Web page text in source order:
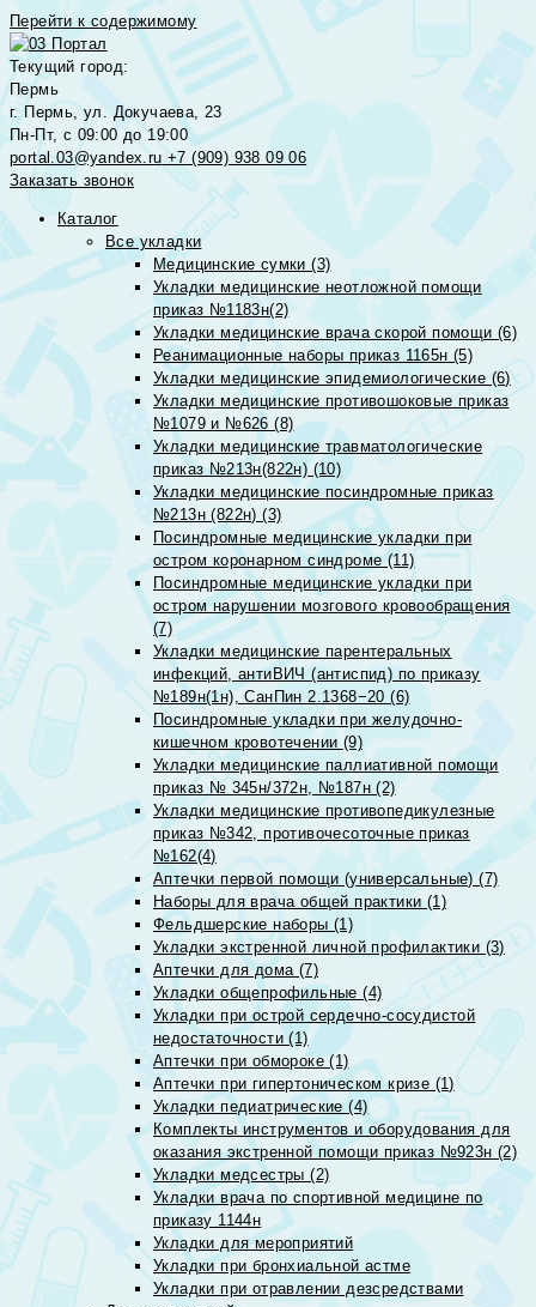
Перейти к содержимому
Текущий город:
Пермь
г. Пермь, ул. Докучаева, 23
Пн-Пт, с 09:00 до 19:00
portal.03@yandex.ru +7 (909) 938 09 06
Заказать звонок
Каталог
Все укладки
Медицинские сумки (3)
Укладки медицинские неотложной помощи
приказ №1183н(2)
Укладки медицинские врача скорой помощи (6)
Реанимационные наборы приказ 1165н (5)
Укладки медицинские эпидемиологические (6)
Укладки медицинские противошоковые приказ
№1079 и №626 (8)
Укладки медицинские травматологические
приказ №213н(822н) (10)
Укладки медицинские посиндромные приказ
№213н (822н) (3)
Посиндромные медицинские укладки при
остром коронарном синдроме (11)
Посиндромные медицинские укладки при
остром нарушении мозгового кровообращения
(7)
Укладки медицинские парентеральных
инфекций, антиВИЧ (антиспид) по приказу
№189н(1н), СанПин 2.1368−20 (6)
Посиндромные укладки при желудочно-
кишечном кровотечении (9)
Укладки медицинские паллиативной помощи
приказ № 345н/372н, №187н (2)
Укладки медицинские противопедикулезные
приказ №342, противочесоточные приказ
№162(4)
Аптечки первой помощи (универсальные) (7)
Наборы для врача общей практики (1)
Фельдшерские наборы (1)
Укладки экстренной личной профилактики (3)
Аптечки для дома (7)
Укладки общепрофильные (4)
Укладки при острой сердечно-сосудистой
недостаточности (1)
Аптечки при обмороке (1)
Аптечки при гипертоническом кризе (1)
Укладки педиатрические (4)
Комплекты инструментов и оборудования для
оказания экстренной помощи приказ №923н (2)
Укладки медсестры (2)
Укладки врача по спортивной медицине по
приказу 1144н
Укладки для мероприятий
Укладки при бронхиальной астме
Укладки при отравлении дезсредствами